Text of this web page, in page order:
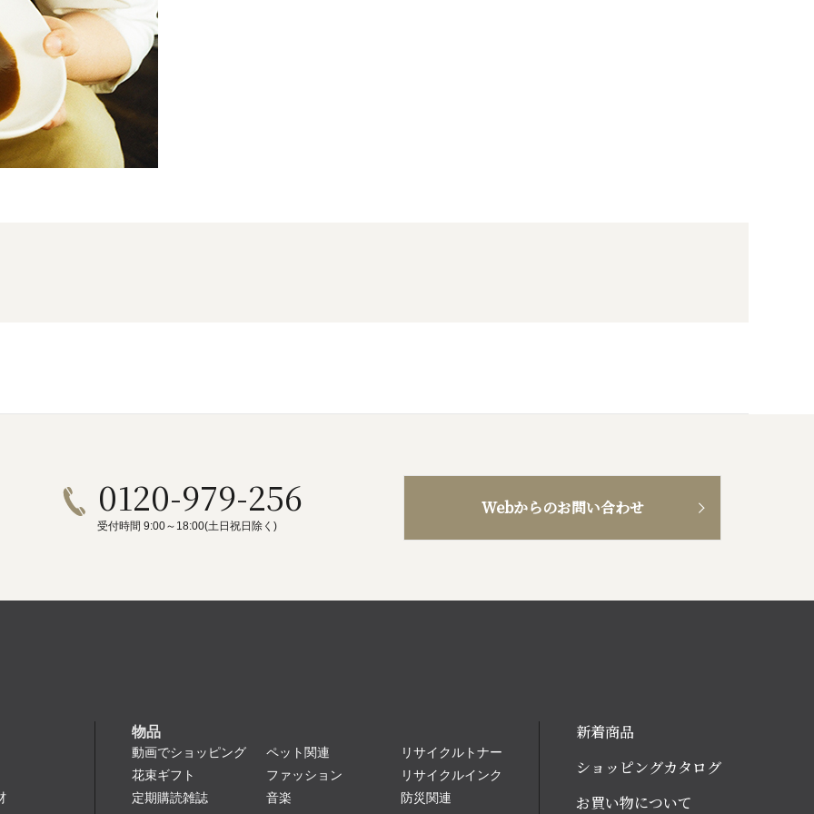
0120-979-256
受付時間 9:00～18:00(土日祝日除く)
Webからのお問い合わせ
物品
動画でショッピング
花束ギフト
定期購読雑誌
ペット関連
ファッション
音楽
リサイクルトナー
リサイクルインク
防災関連
新着商品
ショッピングカタログ
お買い物について